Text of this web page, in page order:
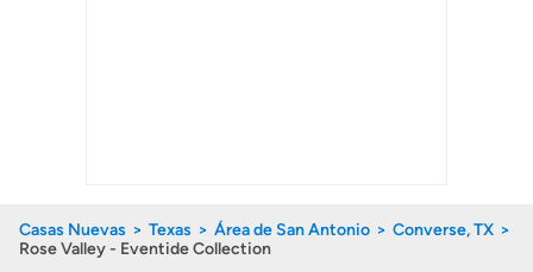
Casas Nuevas Texas Área de San Antonio
Converse, TX
Rose Valley - Eventide Collection